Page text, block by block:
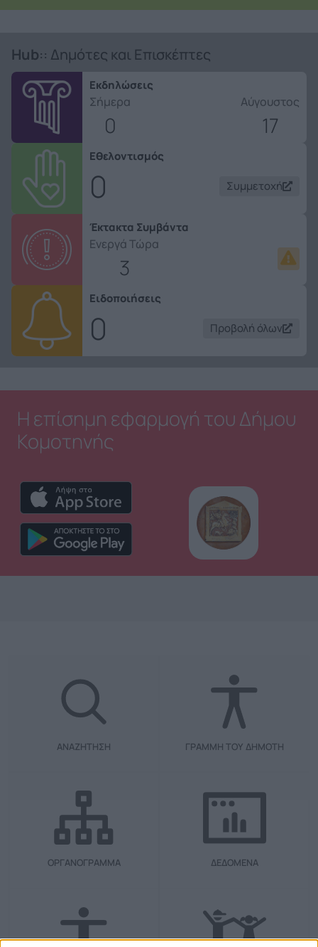
Hub:: Δημότες και Επισκέπτες
Εκδηλώσεις
Σήμερα
0
Αύγουστος
17
Εθελοντισμός
0 Συμμετοχή
Έκτακτα Συμβάντα
Ενεργά Τώρα
3
Ειδοποιήσεις
0 Προβολή όλων
Η επίσημη εφαρμογή του Δήμου
Κομοτηνής
ΑΝΑΖΗΤΗΣΗ ΓΡΑΜΜΗ ΤΟΥ ΔΗΜΟΤΗ
ΟΡΓΑΝΟΓΡΑΜΜΑ ΔΕΔΟΜΕΝΑ